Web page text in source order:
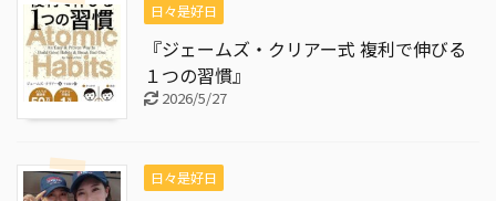
日々是好日
『ジェームズ・クリアー式 複利で伸びる
１つの習慣』
2026/5/27
日々是好日